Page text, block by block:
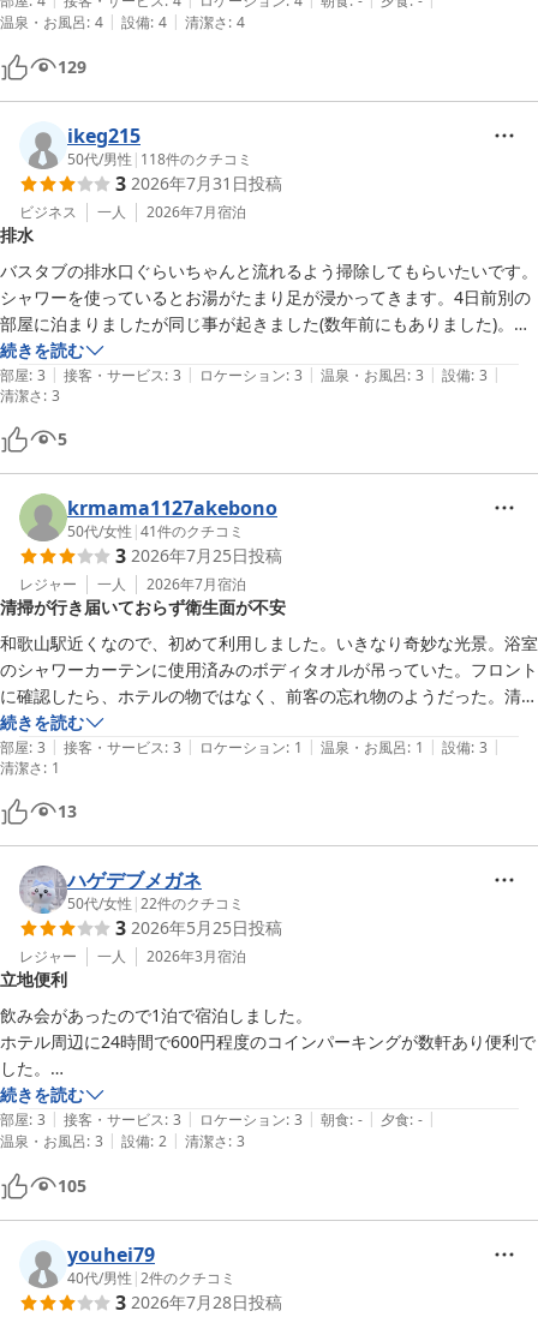
温泉・お風呂: 4 | 設備: 4 | 清潔さ: 4
129
ikeg215
50代/男性 | 118件のクチコミ
3 2026年7月31日投稿
ビジネス 一人 2026年7月宿泊
排水
バスタブの排水口ぐらいちゃんと流れるよう掃除してもらいたいです。
シャワーを使っているとお湯がたまり足が浸かってきます。4日前別の
部屋に泊まりましたが同じ事が起きました(数年前にもありました)。
他に不満点はないので余計に残念です。
続きを読む
部屋: 3 | 接客・サービス: 3 | ロケーション: 3 | 温泉・お風呂: 3 | 設備: 3 |
清潔さ: 3
5
krmama1127akebono
50代/女性 |41件のクチコミ
3 2026年7月25日投稿
レジャー 一人 2026年7月宿泊
清掃が行き届いておらず衛生面が不安
和歌山駅近くなので、初めて利用しました。いきなり奇妙な光景。浴室
のシャワーカーテンに使用済みのボディタオルが吊っていた。フロント
に確認したら、ホテルの物ではなく、前客の忘れ物のようだった。清掃
時に気付かないのが不思議。床のベッド足元に埃があり、アレルギーの
喘息が起きないか？不安だった。施設が古いのは仕方ないが、清潔に清
掃はできるはず。だからか、バスタブに浸かったら、目の前の目地に赤
カビ黒カビがあり気持ち悪かった。
気にしない人は十分宿泊できる。
コインランドリー、製氷機があり助かった。近くに飲食店があり立地は
いい。
続きを読む
部屋: 3 | 接客・サービス: 3 | ロケーション: 1 | 温泉・お風呂: 1 | 設備: 3 |
清潔さ: 1
13
ハゲデブメガネ
50代/女性 |22件のクチコミ
3 2026年5月25日投稿
レジャー 一人 2026年3月宿泊
立地便利
飲み会があったので1泊で宿泊しました。
ホテル周辺に24時間で600円程度のコインパーキングが数軒あり便利で
した。
お部屋は普通ですが清潔にしてくれてます。
ドライヤーとヘアアイロンは持参していたので問題なかったですがドラ
イヤーは壁掛けの古いタイプだったので髪が長めだと乾かすのに時間が
かかると思います。
また宿泊させてもらいたいホテルです。
続きを読む
部屋: 3 | 接客・サービス: 3 | ロケーション: 3 | 朝食: - | 夕食: - |
温泉・お風呂: 3 | 設備: 2 | 清潔さ: 3
105
youhei79
40代/男性 |2件のクチコミ
3 2026年7月28日投稿